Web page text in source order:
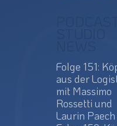
Folge 151:
aus der
mit Massimo
Rossetti und
Laurin Paech